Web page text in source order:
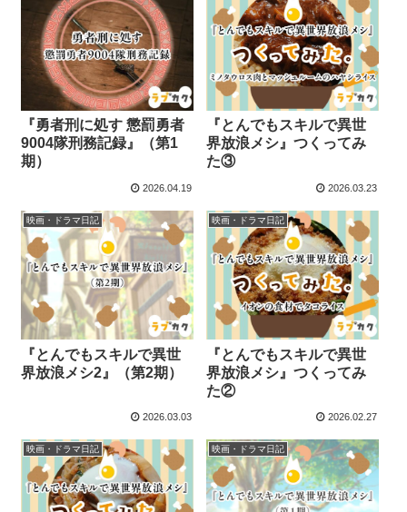
『勇者刑に処す 懲罰勇者
9004隊刑務記録』（第1
期）
2026.04.19
『とんでもスキルで異世
界放浪メシ』つくってみ
た③
2026.03.23
映画・ドラマ日記
『とんでもスキルで異世
界放浪メシ2』（第2期）
2026.03.03
映画・ドラマ日記
『とんでもスキルで異世
界放浪メシ』つくってみ
た②
2026.02.27
映画・ドラマ日記 映画・ドラマ日記